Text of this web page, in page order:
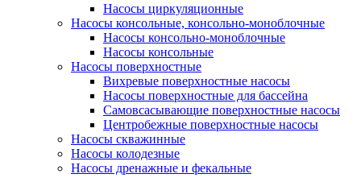
Насосы циркуляционные
Насосы консольные, консольно-моноблочные
Насосы консольно-моноблочные
Насосы консольные
Насосы поверхностные
Вихревые поверхностные насосы
Насосы поверхностные для бассейна
Самовсасывающие поверхностные насосы
Центробежные поверхностные насосы
Насосы скважинные
Насосы колодезные
Насосы дренажные и фекальные